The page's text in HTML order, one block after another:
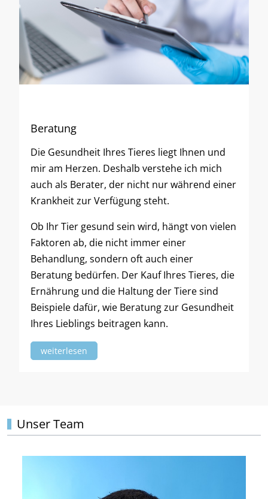
Beratung
Die Gesundheit Ihres Tieres liegt Ihnen und
mir am Herzen. Deshalb verstehe ich mich
auch als Berater, der nicht nur während einer
Krankheit zur Verfügung steht.
Ob Ihr Tier gesund sein wird, hängt von vielen
Faktoren ab, die nicht immer einer
Behandlung, sondern oft auch einer
Beratung bedürfen. Der Kauf Ihres Tieres, die
Ernährung und die Haltung der Tiere sind
Beispiele dafür, wie Beratung zur Gesundheit
Ihres Lieblings beitragen kann.
weiterlesen
Unser Team